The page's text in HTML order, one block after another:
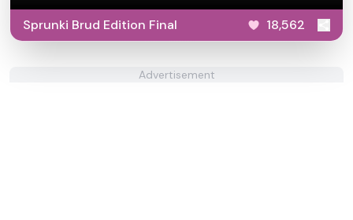
Sprunki Brud Edition Final 18,562
Advertisement